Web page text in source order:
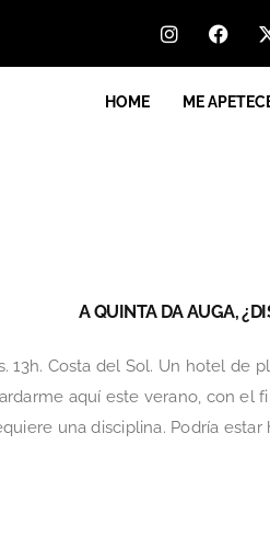
HOME ME
A QUINTA DA AUGA,
13h. Costa del Sol. Un hotel de
aquí este verano, con el
una disciplina. Podría